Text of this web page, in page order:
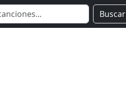
Buscar